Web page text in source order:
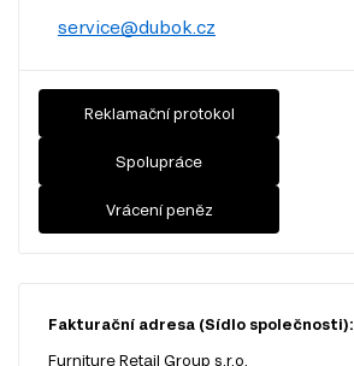
service@dubok.cz
Reklamační protokol
Spolupráce
Vrácení peněz
Fakturační adresa (Sídlo společnosti):
Furniture Retail Group s.r.o.